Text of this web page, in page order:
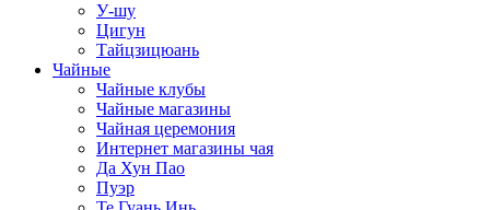
У-шу
Цигун
Тайцзицюань
Чайные
Чайные клубы
Чайные магазины
Чайная церемония
Интернет магазины чая
Да Хун Пао
Пуэр